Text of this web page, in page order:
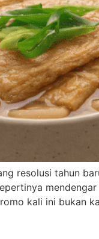
resolusi tahun
kali ini